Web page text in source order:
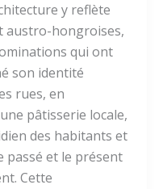
y reflète
austro-hongroises,
qui ont
son identité
rues, en
pâtisserie locale,
des habitants et
passé et le présent
Cette